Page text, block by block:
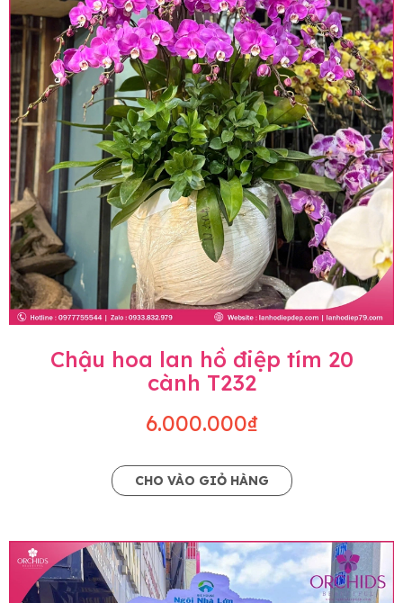
Chậu hoa lan hồ điệp tím 20
cành T232
6.000.000₫
CHO VÀO GIỎ HÀNG